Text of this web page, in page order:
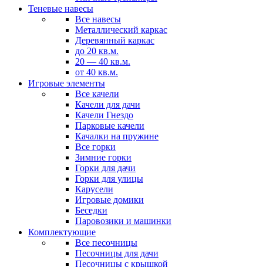
Теневые навесы
Все навесы
Металлический каркас
Деревянный каркас
до 20 кв.м.
20 — 40 кв.м.
от 40 кв.м.
Игровые элементы
Все качели
Качели для дачи
Качели Гнездо
Парковые качели
Качалки на пружине
Все горки
Зимние горки
Горки для дачи
Горки для улицы
Карусели
Игровые домики
Беседки
Паровозики и машинки
Комплектующие
Все песочницы
Песочницы для дачи
Песочницы с крышкой